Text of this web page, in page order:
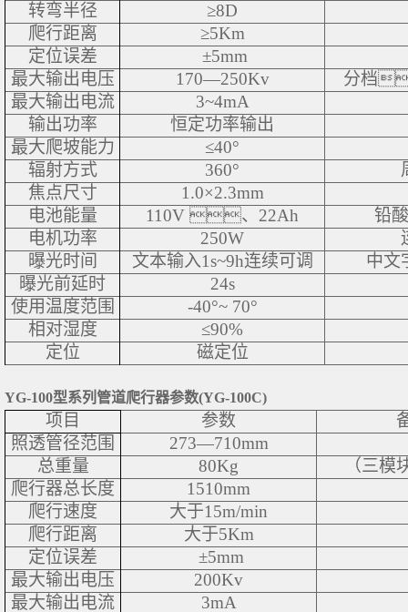
转弯半径
≥8D
爬行距离
≥5Km
定位误差
±5mm
最大输出电压
170—250Kv
分档
最大输出电流
3~4mA
输出功率
恒定功率输出
最大爬坡能力
≤40°
辐射方式
360°
焦点尺寸
1.0×2.3mm
电池能量
110V 、22Ah
铅
电机功率
250W
曝光时间
文本输入1s~9h连续可调
中文
曝光前延时
24s
使用温度范围
-40°~ 70°
相对湿度
≤90%
定位
磁定位
YG-100型系列管道爬行器参数(YG-100C)
项目 参数
照透管径范围
273—710mm
总重量
80Kg
（三模
爬行器总长度
1510mm
爬行速度
大于15m/min
爬行距离
大于5Km
定位误差
±5mm
最大输出电压
200Kv
最大输出电流
3mA